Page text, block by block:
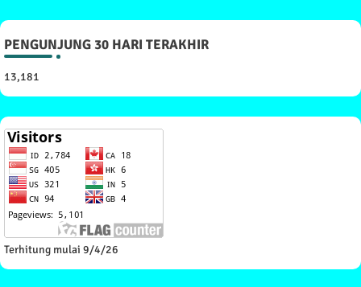
PENGUNJUNG 30 HARI TERAKHIR
13,181
Terhitung mulai 9/4/26